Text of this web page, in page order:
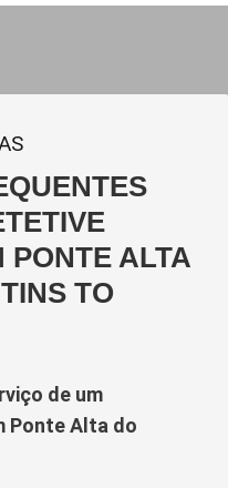
PONTE ALTA
TO
de um
Ponte Alta do